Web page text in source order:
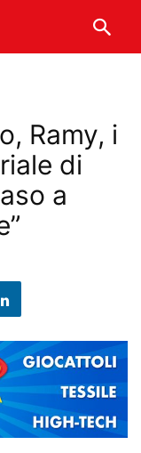
Ramy, i
di
a